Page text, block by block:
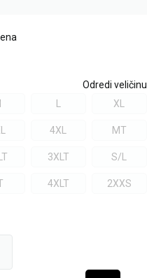
Odredi veličinu
XL
4XL MT
3XLT S/L
4XLT 2XXS